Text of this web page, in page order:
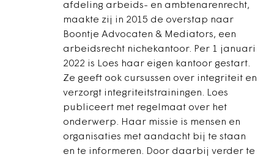
afdeling arbeids- en ambtenarenrecht,
maakte zij in 2015 de overstap naar
Boontje Advocaten & Mediators, een
arbeidsrecht nichekantoor. Per 1 januari
2022 is Loes haar eigen kantoor gestart.
Ze geeft ook cursussen over integriteit en
verzorgt integriteitstrainingen. Loes
publiceert met regelmaat over het
onderwerp. Haar missie is mensen en
organisaties met aandacht bij te staan
en te informeren. Door daarbij verder te